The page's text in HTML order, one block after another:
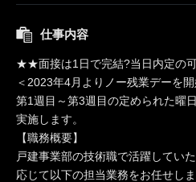
仕事内容
★★面接は1日で完結?当日内定の
＜2023年4月よりノー残業デーを開
第1週目～第3週目の定められた曜
実施します。
【職務概要】
戸建事業部の技術職で活躍してい
応じて以下の担当業務をお任せしま